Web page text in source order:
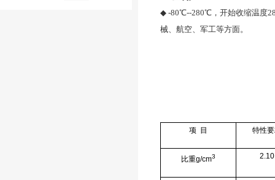
◆ -80℃--280℃，开始收缩温度
械、航空、军工等方面。
项 目 特性
比重g/cm3 2.10